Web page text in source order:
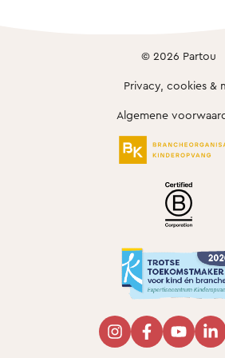
© 2026 Partou
Privacy, cookies &
Algemene